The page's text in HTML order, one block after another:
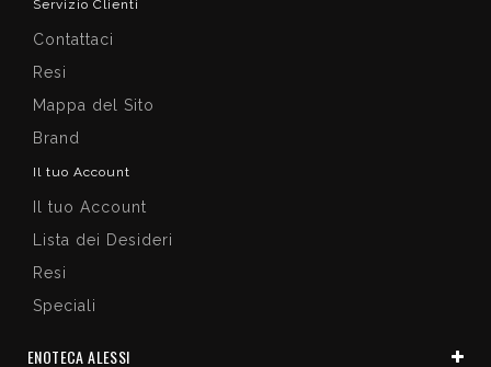
Servizio Clienti
Contattaci
Resi
Mappa del Sito
Brand
Il tuo Account
Il tuo Account
Lista dei Desideri
Resi
Speciali
ENOTECA ALESSI